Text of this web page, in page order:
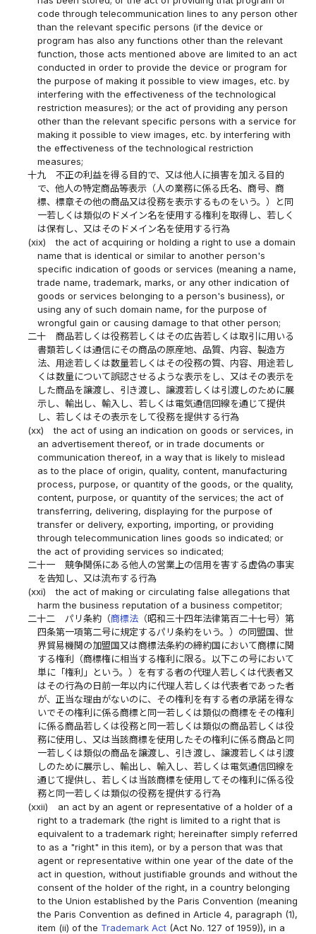
code through telecommunication lines to any person other
than the relevant specific persons (if the device or
program has also any functions other than the relevant
function, those acts mentioned above are limited to an act
conducted in order to provide the device or program for
the purpose of making it possible to view images, etc. by
interfering with the effectiveness of the technological
restriction measures); or the act of providing any person
other than the relevant specific persons with a service for
making it possible to view images, etc. by interfering with
the effectiveness of the technological restriction
measures;
十九
不正の利益を得る目的で、又は他人に損害を加える目的
で、他人の特定商品等表示（人の業務に係る氏名、商号、商
標、標章その他の商品又は役務を表示するものをいう。）と同
一若しくは類似のドメイン名を使用する権利を取得し、若しく
は保有し、又はそのドメイン名を使用する行為
(xix)
the act of acquiring or holding a right to use a domain
name that is identical or similar to another person's
specific indication of goods or services (meaning a name,
trade name, trademark, marks, or any other indication of
goods or services belonging to a person's business), or
using any of such domain name, for the purpose of
wrongful gain or causing damage to that other person;
二十
商品若しくは役務若しくはその広告若しくは取引に用いる
書類若しくは通信にその商品の原産地、品質、内容、製造方
法、用途若しくは数量若しくはその役務の質、内容、用途若し
くは数量について誤認させるような表示をし、又はその表示を
した商品を譲渡し、引き渡し、譲渡若しくは引渡しのために展
示し、輸出し、輸入し、若しくは電気通信回線を通じて提供
し、若しくはその表示をして役務を提供する行為
(xx)
the act of using an indication on goods or services, in
an advertisement thereof, or in trade documents or
communication thereof, in a way that is likely to mislead
as to the place of origin, quality, content, manufacturing
process, purpose, or quantity of the goods, or the quality,
content, purpose, or quantity of the services; the act of
transferring, delivering, displaying for the purpose of
transfer or delivery, exporting, importing, or providing
through telecommunication lines goods so indicated; or
the act of providing services so indicated;
二十一
競争関係にある他人の営業上の信用を害する虚偽の事実
を告知し、又は流布する行為
(xxi)
the act of making or circulating false allegations that
harm the business reputation of a business competitor;
二十二
パリ条約（商標法（昭和三十四年法律第百二十七号）第
四条第一項第二号に規定するパリ条約をいう。）の同盟国、世
界貿易機関の加盟国又は商標法条約の締約国において商標に関
する権利（商標権に相当する権利に限る。以下この号において
単に「権利」という。）を有する者の代理人若しくは代表者又
はその行為の日前一年以内に代理人若しくは代表者であった者
が、正当な理由がないのに、その権利を有する者の承諾を得な
いでその権利に係る商標と同一若しくは類似の商標をその権利
に係る商品若しくは役務と同一若しくは類似の商品若しくは役
務に使用し、又は当該商標を使用したその権利に係る商品と同
一若しくは類似の商品を譲渡し、引き渡し、譲渡若しくは引渡
しのために展示し、輸出し、輸入し、若しくは電気通信回線を
通じて提供し、若しくは当該商標を使用してその権利に係る役
務と同一若しくは類似の役務を提供する行為
(xxii)
an act by an agent or representative of a holder of a
right to a trademark (the right is limited to a right that is
equivalent to a trademark right; hereinafter simply referred
to as a "right" in this item), or by a person that was that
agent or representative within one year of the date of the
act in question, without justifiable grounds and without the
consent of the holder of the right, in a country belonging
to the Union established by the Paris Convention (meaning
the Paris Convention as defined in Article 4, paragraph (1),
item (ii) of the Trademark Act(Act No. 127 of 1959)), in a